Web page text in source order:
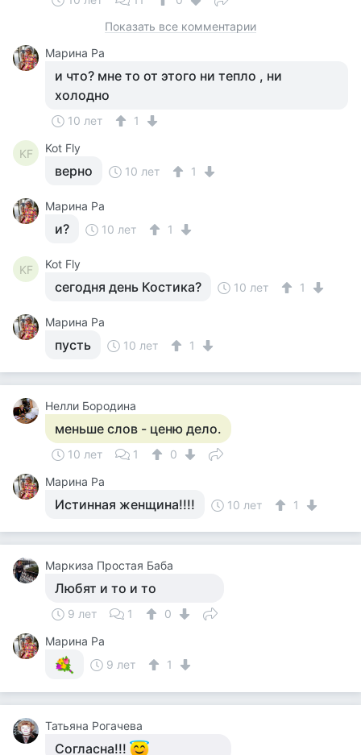
Показать все комментарии
Марина Ра
и что? мне то от этого ни тепло , ни
холодно
10 лет 1
KF Kot Fly
верно 10 лет 1
Марина Ра
и? 10 лет 1
KF Kot Fly
сегодня день Костика? 10 лет 1
Марина Ра
пусть 10 лет 1
Нелли Бородина
меньше слов - ценю дело.
10 лет 1
0
Марина Ра
Истинная женщина!!!! 10 лет 1
Маркиза Простая Баба
Любят и то и то
9 лет 1
0
Марина Ра
9 лет
1
Татьяна Рогачева
Согласна!!!